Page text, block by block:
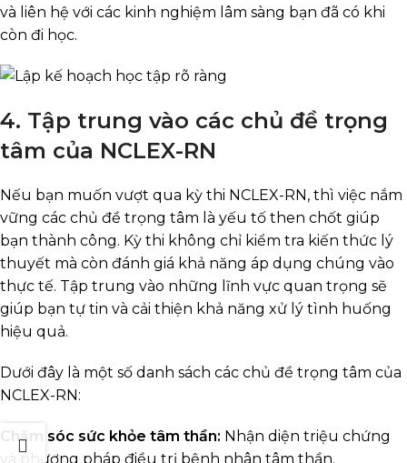
và liên hệ với các kinh nghiệm lâm sàng bạn đã có khi
còn đi học.
4. Tập trung vào các chủ đề trọng
tâm của NCLEX-RN
Nếu bạn muốn vượt qua kỳ thi NCLEX-RN, thì việc nắm
vững các chủ đề trọng tâm là yếu tố then chốt giúp
bạn thành công. Kỳ thi không chỉ kiểm tra kiến thức lý
thuyết mà còn đánh giá khả năng áp dụng chúng vào
thực tế. Tập trung vào những lĩnh vực quan trọng sẽ
giúp bạn tự tin và cải thiện khả năng xử lý tình huống
hiệu quả.
Dưới đây là một số danh sách các chủ đề trọng tâm của
NCLEX-RN:
Chăm sóc sức khỏe tâm thần: Nhận diện triệu chứng
và phương pháp điều trị bệnh nhân tâm thần.